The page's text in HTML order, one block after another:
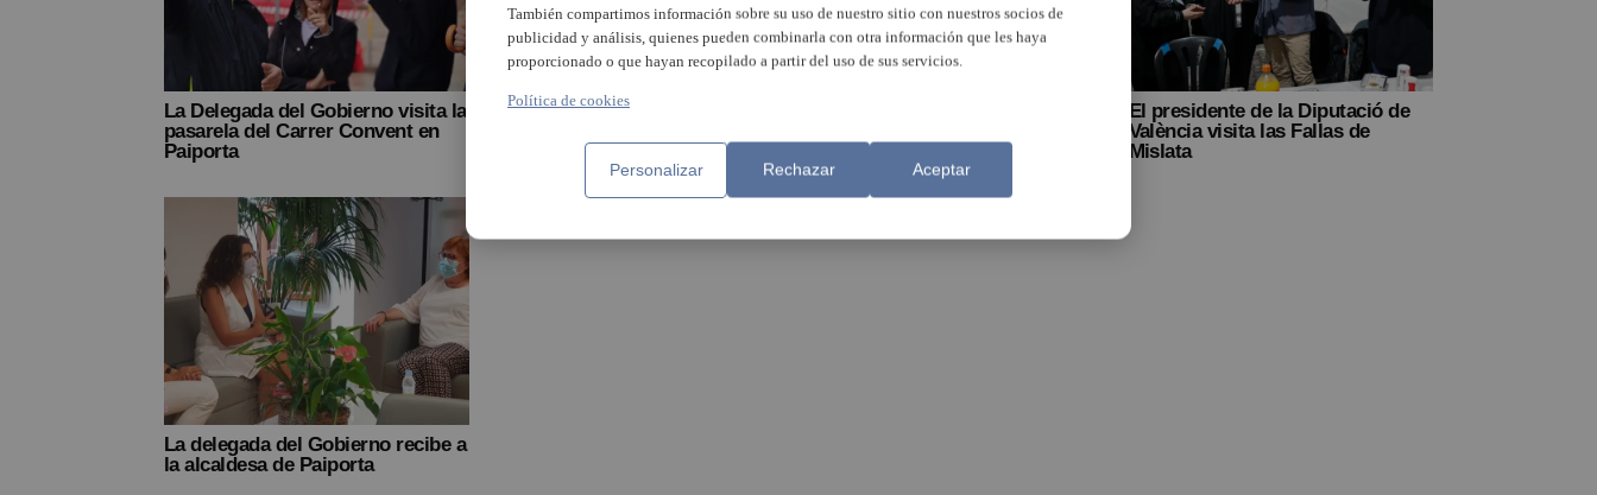
La Delegada del Gobierno visita la
pasarela del Carrer Convent en
Paiporta
Mislata celebra el último día de
Pilar Bernabé
El presidente de la Diputació de
València visita las Fallas de
Mislata
La delegada del Gobierno recibe a
la alcaldesa de Paiporta
También compartimos información sobre su uso de nuestro sitio con nuestros socios de
publicidad y análisis, quienes pueden combinarla con otra información que les haya
proporcionado o que hayan recopilado a partir del uso de sus servicios.
Política de cookies
Personalizar Rechazar Aceptar